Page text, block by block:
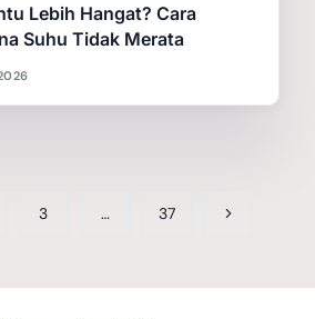
Lebih Hangat? Cara
Suhu Tidak Merata
3 … 37